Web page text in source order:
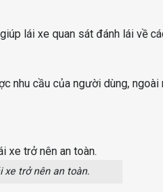
lái xe quan sát đánh lái về
nhu cầu của người dùng, ngoài
xe trở nên an toàn.